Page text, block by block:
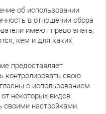
об использовании
в отношении сбора
имеют право знать,
кем и для каких
предоставляет
контролировать свою
с использованием
от некоторых видов
своими настройками.